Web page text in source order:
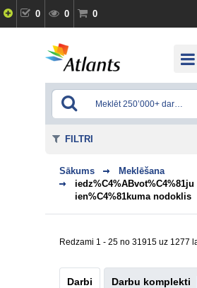
0 0 0
Sākums
Meklēšana
iedz%C4%ABvot%C4%81ju
ien%C4%81kuma nodoklis
Redzami 1 - 25 no 31915 uz 1277
Darbi Darbu komplekti
FILTRI